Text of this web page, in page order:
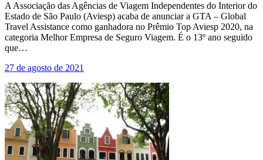
A Associação das Agências de Viagem Independentes do Interior do
Estado de São Paulo (Aviesp) acaba de anunciar a GTA – Global
Travel Assistance como ganhadora no Prêmio Top Aviesp 2020, na
categoria Melhor Empresa de Seguro Viagem. É o 13º ano seguido
que…
27 de agosto de 2021